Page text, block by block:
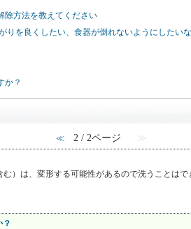
除方法を教えてください
を良くしたい、食器が倒れないようにしたいな
か？
≪ 2 / 2ページ ≫
）は、変形する可能性があるので洗うことは
？